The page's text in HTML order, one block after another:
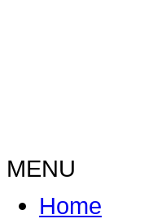
MENU
Home